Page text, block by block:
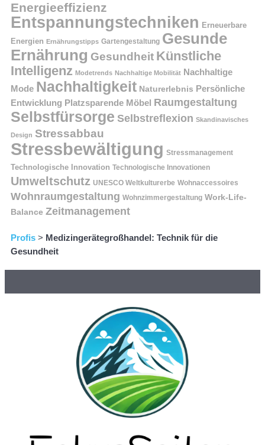
Energieeffizienz
Entspannungstechniken Erneuerbare
Energien Ernährungstipps Gartengestaltung Gesunde
Ernährung Gesundheit Künstliche
Intelligenz Modetrends Nachhaltige Mobilität Nachhaltige
Mode Nachhaltigkeit Naturerlebnis Persönliche
Entwicklung Platzsparende Möbel Raumgestaltung
Selbstfürsorge Selbstreflexion Skandinavisches
Design Stressabbau
Stressbewältigung Stressmanagement
Technologische Innovation Technologische Innovationen
Umweltschutz UNESCO Weltkulturerbe Wohnaccessoires
Wohnraumgestaltung Wohnzimmergestaltung Work-Life-
Balance Zeitmanagement
Profis > Medizingerätegroßhandel: Technik für die
Gesundheit